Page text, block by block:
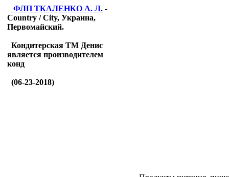
ФЛП ТКАЛЕНКО А. Л. -
Country / City, Украина,
Первомайский.
Кондитерская ТМ Денис
является производителем
конд
(06-23-2018)